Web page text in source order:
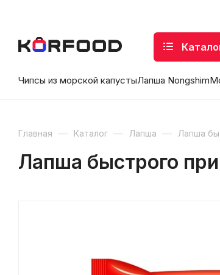
Чипсы из морской капустыЛапша Nongshim
Главная — Каталог — Лапша — Лапша
Лапша быстрого